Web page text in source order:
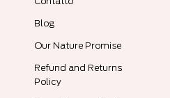
Blog
Our Nature Promise
Refund and Returns
Policy